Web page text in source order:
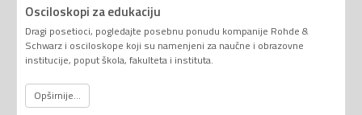
Osciloskopi za edukaciju
Dragi posetioci, pogledajte posebnu ponudu kompanije Rohde &
Schwarz i osciloskope koji su namenjeni za naučne i obrazovne
institucije, poput škola, fakulteta i instituta.
Opširnije...